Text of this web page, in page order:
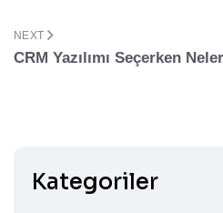
NEXT
CRM Yazılımı Seçerken
Kategoriler